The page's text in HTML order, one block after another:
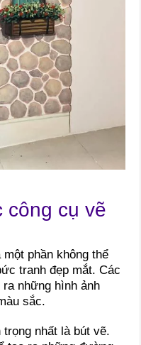
công cụ vẽ
phần không thể
tranh đẹp mắt. Các
những hình ảnh
sắc.
nhất là bút vẽ.